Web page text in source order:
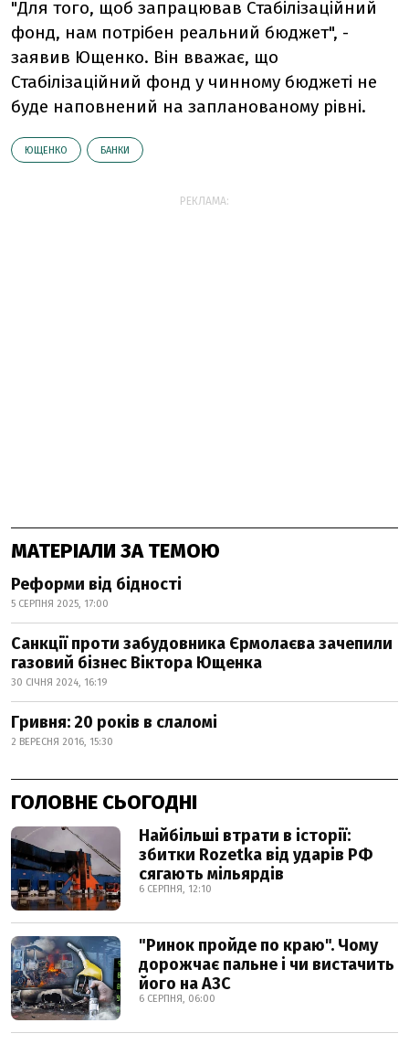
"Для того, щоб запрацював Стабілізаційний
фонд, нам потрібен реальний бюджет", -
заявив Ющенко. Він вважає, що
Стабілізаційний фонд у чинному бюджеті не
буде наповнений на запланованому рівні.
ЮЩЕНКО БАНКИ
РЕКЛАМА:
МАТЕРІАЛИ ЗА ТЕМОЮ
Реформи від бідності
5 СЕРПНЯ 2025, 17:00
Санкції проти забудовника Єрмолаєва зачепили
газовий бізнес Віктора Ющенка
30 СІЧНЯ 2024, 16:19
Гривня: 20 років в слаломі
2 ВЕРЕСНЯ 2016, 15:30
ГОЛОВНЕ СЬОГОДНІ
Найбільші втрати в історії:
збитки Rozetka від ударів РФ
сягають мільярдів
6 СЕРПНЯ, 12:10
"Ринок пройде по краю". Чому
дорожчає пальне і чи вистачить
його на АЗС
6 СЕРПНЯ, 06:00